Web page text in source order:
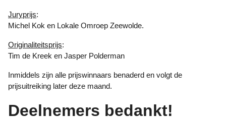
Juryprijs:
Michel Kok en Lokale Omroep Zeewolde.
Originaliteitsprijs:
Tim de Kreek en Jasper Polderman
Inmiddels zijn alle prijswinnaars benaderd en volgt de
prijsuitreiking later deze maand.
Deelnemers bedankt!